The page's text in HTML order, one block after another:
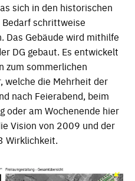
sich in den historischen
Bedarf schrittweise
Das Gebäude wird mithilfe
DG gebaut. Es entwickelt
zum sommerlichen
welche die Mehrheit der
nach Feierabend, beim
oder am Wochenende hier
Vision von 2009 und der
Wirklichkeit.